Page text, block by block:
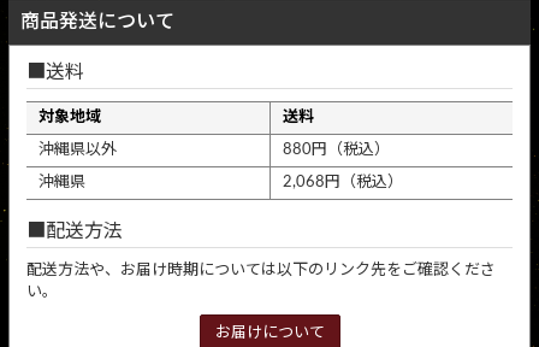
商品発送について
送料
対象地域 送料
沖縄県以外 880円（税込）
沖縄県 2,068円（税込）
配送方法
配送方法や、お届け時期については以下のリンク先をご確認くださ
い。
お届けについて